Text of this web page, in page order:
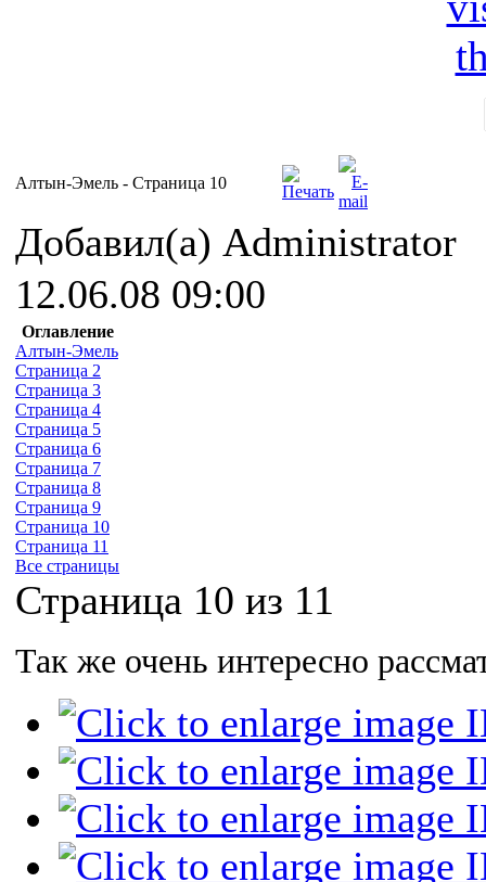
Алтын-Эмель - Cтраница 10
Добавил(а) Administrator
12.06.08 09:00
Оглавление
Алтын-Эмель
Страница 2
Страница 3
Страница 4
Страница 5
Страница 6
Страница 7
Страница 8
Страница 9
Страница 10
Страница 11
Все страницы
Страница 10 из 11
Так же очень интересно